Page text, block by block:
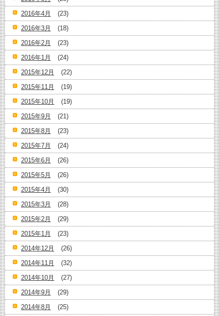
2016年4月
(23)
2016年3月
(18)
2016年2月
(23)
2016年1月
(24)
2015年12月
(22)
2015年11月
(19)
2015年10月
(19)
2015年9月
(21)
2015年8月
(23)
2015年7月
(24)
2015年6月
(26)
2015年5月
(26)
2015年4月
(30)
2015年3月
(28)
2015年2月
(29)
2015年1月
(23)
2014年12月
(26)
2014年11月
(32)
2014年10月
(27)
2014年9月
(29)
2014年8月
(25)